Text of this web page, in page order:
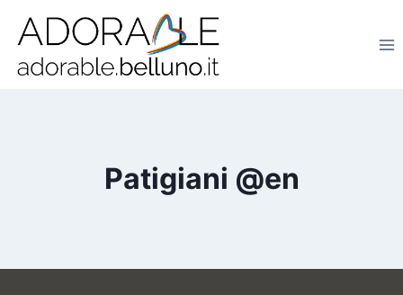
contenuto
Patigiani @en